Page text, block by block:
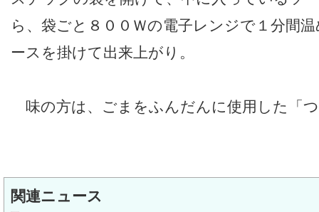
ら、袋ごと８００Ｗの電子レンジで１分間
ースを掛けて出来上がり。
味の方は、ごまをふんだんに使用した「
関連ニュース